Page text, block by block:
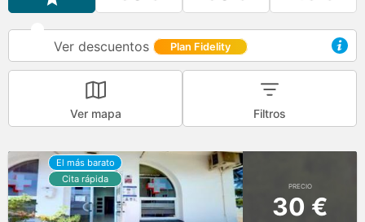
Ver descuentos Plan Fidelity
Ver mapa Filtros
PRECIO
30 €